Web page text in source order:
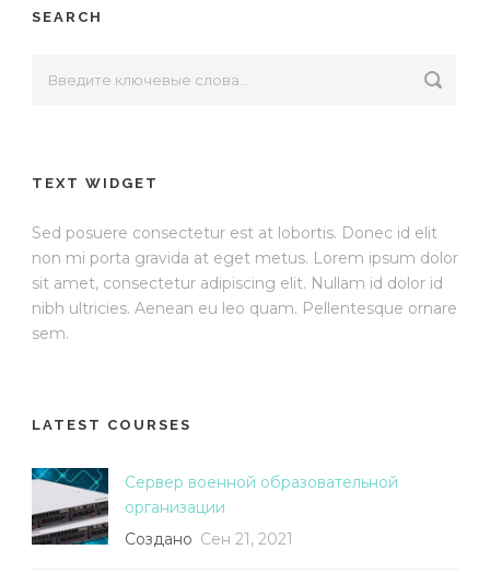
SEARCH
TEXT WIDGET
Sed posuere consectetur est at lobortis. Donec id elit
non mi porta gravida at eget metus. Lorem ipsum dolor
sit amet, consectetur adipiscing elit. Nullam id dolor id
nibh ultricies. Aenean eu leo quam. Pellentesque ornare
sem.
LATEST COURSES
Сервер военной образовательной
организации
Создано Сен 21, 2021